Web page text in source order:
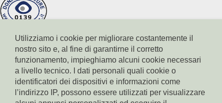
Conto corrente Cassa di Risparmio di Bolzano
Utilizziamo i cookie per migliorare costantemente il
nostro sito e, al fine di garantirne il corretto
funzionamento, impieghiamo alcuni cookie necessari
a livello tecnico. I dati personali quali cookie o
identificatori dei dispositivi e informazioni come
l’indirizzo IP, possono essere utilizzati per visualizzare